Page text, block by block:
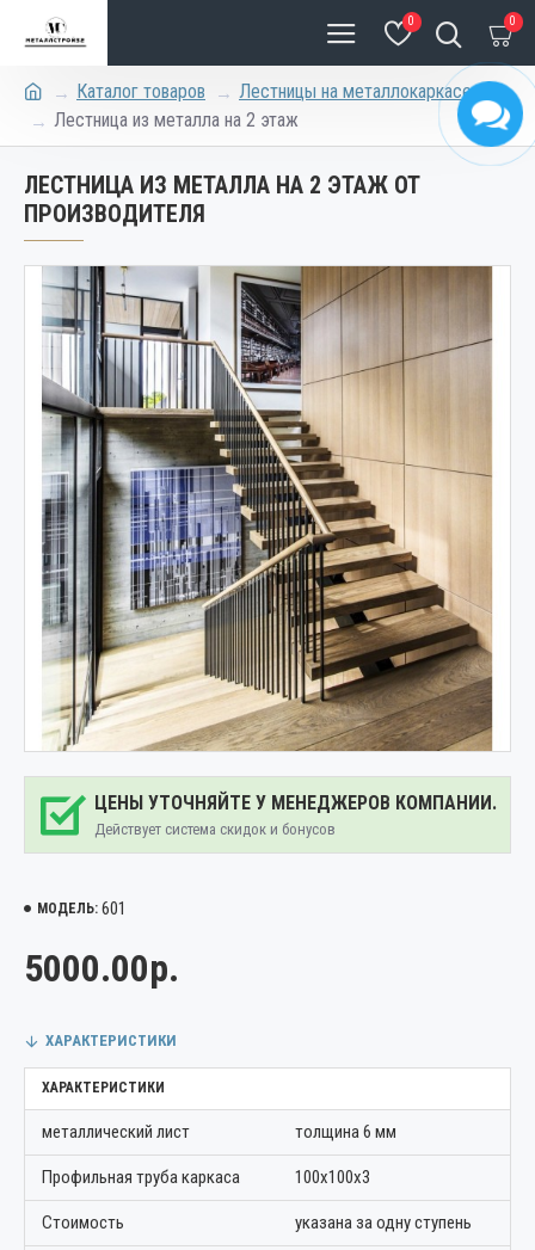
0 0
Каталог товаров
Лестницы на металлокаркасе
Лестница из металла на 2 этаж
ЛЕСТНИЦА ИЗ МЕТАЛЛА НА 2 ЭТАЖ ОТ
ПРОИЗВОДИТЕЛЯ
ЦЕНЫ УТОЧНЯЙТЕ У МЕНЕДЖЕРОВ КОМПАНИИ.
Действует система скидок и бонусов
МОДЕЛЬ: 601
5000.00р.
ХАРАКТЕРИСТИКИ
ХАРАКТЕРИСТИКИ
металлический лист толщина 6 мм
Профильная труба каркаса 100х100х3
Стоимость указана за одну ступень